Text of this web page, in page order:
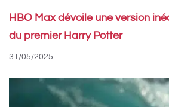
HBO Max dévoile une version
du premier Harry Potter
31/05/2025